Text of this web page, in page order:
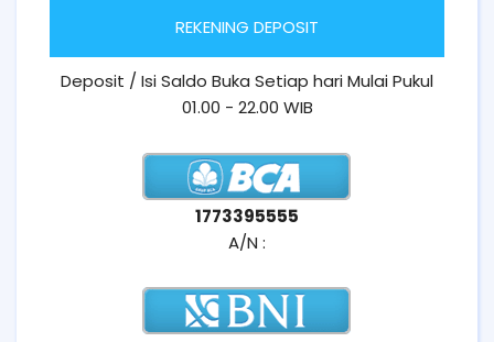
REKENING DEPOSIT
Deposit / Isi Saldo Buka Setiap hari Mulai Pukul
01.00 - 22.00 WIB
1773395555
A/N :